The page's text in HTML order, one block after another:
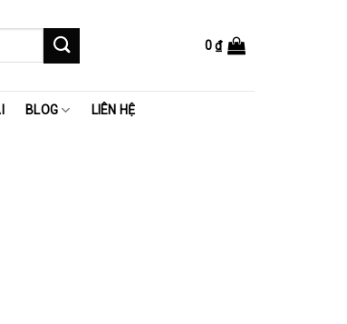
0₫
BLOG LIÊN HỆ